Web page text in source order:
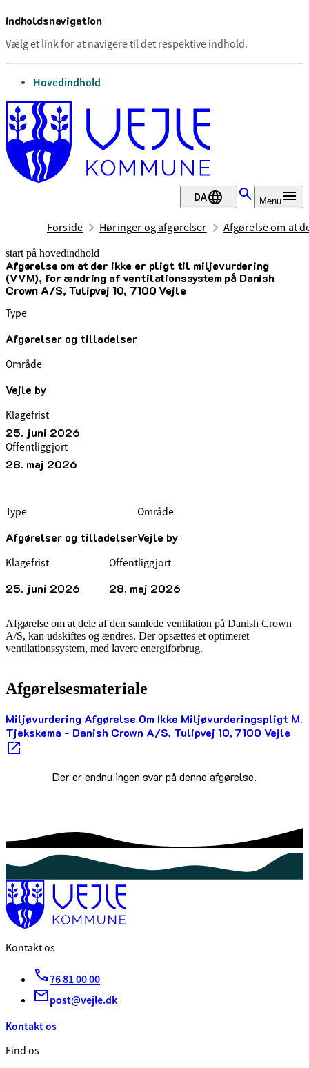
Indholdsnavigation
Vælg et link for at navigere til det respektive indhold.
gå til
Hovedindhold
DA Menu
Forside Høringer og afgørelser Afgørelse om at
start på hovedindhold
Afgørelse om at der ikke er pligt til miljøvurdering
(VVM), for ændring af ventilationssystem på Danish
Crown A/S, Tulipvej 10, 7100 Vejle
senest opdateret 28. maj 2026
Type
Afgørelser og tilladelser
Område
Vejle by
Klagefrist
25. juni 2026
Offentliggjort
28. maj 2026
Type
Afgørelser og tilladelser
Område
Vejle by
Klagefrist
25. juni 2026
Offentliggjort
28. maj 2026
Afgørelse om at dele af den samlede ventilation på Danish Crown
A/S, kan udskiftes og ændres. Der opsættes et optimeret
ventilationssystem, med lavere energiforbrug.
Afgørelsesmateriale
Miljøvurdering Afgørelse Om Ikke Miljøvurderingspligt M.
Tjekskema - Danish Crown A/S, Tulipvej 10, 7100 Vejle
Der er endnu ingen svar på denne afgørelse.
Kontakt os
76 81 00 00
post@vejle.dk
Kontakt os
Find os